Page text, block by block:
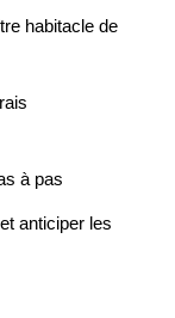
habitacle de
à pas
anticiper les